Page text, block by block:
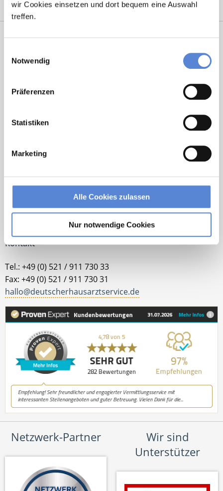
wir Cookies einsetzen und dort bequem eine Auswahl
treffen.
Notwendig
Präferenzen
Statistiken
Marketing
Alle Cookies zulassen
Nur notwendige Cookies
Laura Holstein
Ich unterstütze Sie bei der Stellensuche nach einem
Traumjob in Ihrer Wunschregion. Bei Fragen stehe
ich Ihnen gerne zur Verfügung.
Jetzt zur kostenlosen Stellenanfrage
Kontakt
Tel.: +49 (0) 521 / 911 730 33
Fax: +49 (0) 521 / 911 730 31
hallo@deutscherhausarztservice.de
Netzwerk-Partner
Wir sind
Unterstützer